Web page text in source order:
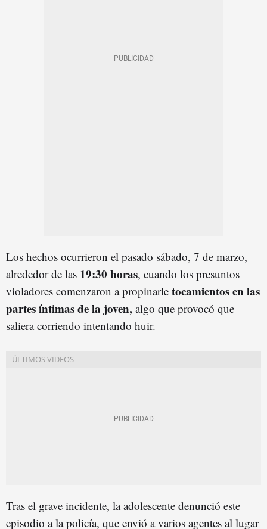
Los hechos ocurrieron el pasado sábado, 7 de marzo,
alrededor de las 19:30 horas, cuando los presuntos
violadores comenzaron a propinarle tocamientos en las
partes íntimas de la joven, algo que provocó que
saliera corriendo intentando huir.
Tras el grave incidente, la adolescente denunció este
episodio a la policía, que envió a varios agentes al lugar